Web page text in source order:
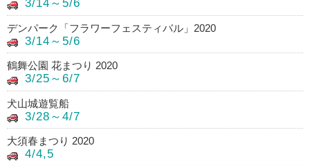
3/14～5/6
デンパーク「フラワーフェスティバル」2020
3/14～5/6
鶴舞公園 花まつり 2020
3/25～6/7
犬山城遊覧船
3/28～4/7
大須春まつり 2020
4/4,5